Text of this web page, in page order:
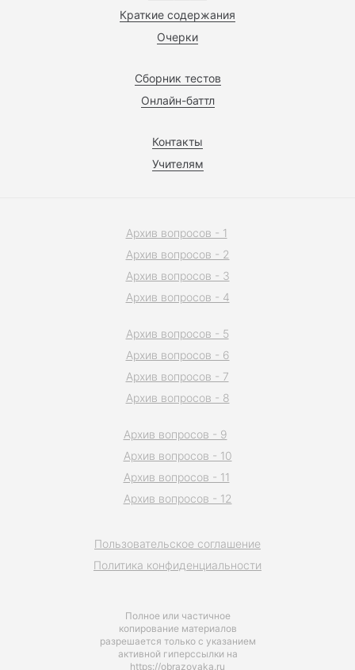
Краткие содержания
Очерки
Сборник тестов
Онлайн-баттл
Контакты
Учителям
Полное или частичное
копирование материалов
разрешается только с указанием
активной гиперссылки на
https://obrazovaka.ru
Пользовательское соглашение
Политика конфиденциальности
Архив вопросов - 1
Архив вопросов - 2
Архив вопросов - 3
Архив вопросов - 4
Архив вопросов - 5
Архив вопросов - 6
Архив вопросов - 7
Архив вопросов - 8
Архив вопросов - 9
Архив вопросов - 10
Архив вопросов - 11
Архив вопросов - 12